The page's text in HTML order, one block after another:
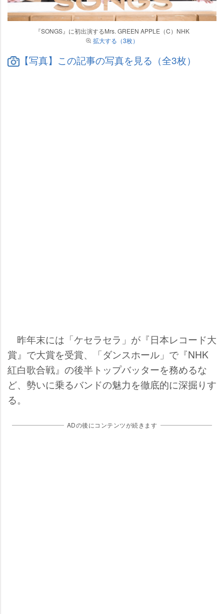
『SONGS』に初出演するMrs. GREEN APPLE（C）NHK
拡大する（3枚）
【写真】この記事の写真を見る（全3枚）
昨年末には「ケセラセラ」が『日本レコード大
賞』で大賞を受賞、「ダンスホール」で『NHK
紅白歌合戦』の後半トップバッターを務めるな
ど、勢いに乗るバンドの魅力を徹底的に深掘りす
る。
ADの後にコンテンツが続きます